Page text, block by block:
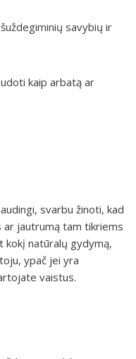
savybių ir
kaip arbatą ar
svarbu žinoti, kad
ar jautrumą tam tikriems
natūralų gydymą,
ypač jei yra
vaistus.